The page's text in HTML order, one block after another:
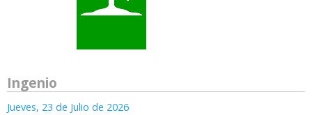
Ingenio
Jueves, 23 de Julio de 2026